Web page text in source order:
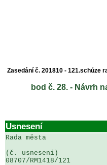
Zasedání č. 201810 - 121.schůze
bod č. 28. - Návrh
Usnesení
Rada města
(č. usneseni)
08707/RM1418/